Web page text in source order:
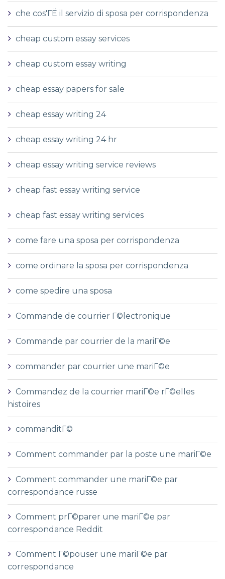
che cos'ГЁ il servizio di sposa per corrispondenza
cheap custom essay services
cheap custom essay writing
cheap essay papers for sale
cheap essay writing 24
cheap essay writing 24 hr
cheap essay writing service reviews
cheap fast essay writing service
cheap fast essay writing services
come fare una sposa per corrispondenza
come ordinare la sposa per corrispondenza
come spedire una sposa
Commande de courrier Г©lectronique
Commande par courrier de la mariГ©e
commander par courrier une mariГ©e
Commandez de la courrier mariГ©e rГ©elles
histoires
commanditГ©
Comment commander par la poste une mariГ©e
Comment commander une mariГ©e par
correspondance russe
Comment prГ©parer une mariГ©e par
correspondance Reddit
Comment Г©pouser une mariГ©e par
correspondance